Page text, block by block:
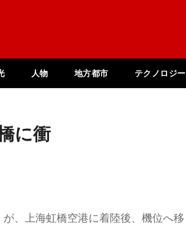
人物 地方都市 テクノロジー
に衝
、上海虹橋空港に着陸後、機位へ移